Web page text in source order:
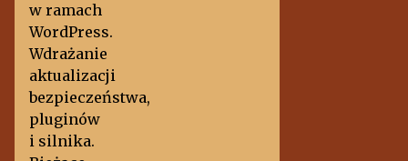
w ramach
WordPress.
Wdrażanie
aktualizacji
bezpieczeństwa,
pluginów
i silnika.